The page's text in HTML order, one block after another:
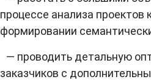
процессе анализа проектов
формировании
— проводить детальную
заказчиков с